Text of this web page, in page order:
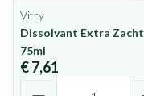
Vitry
Dissolvant Extra Zacht
75ml
€ 7,61